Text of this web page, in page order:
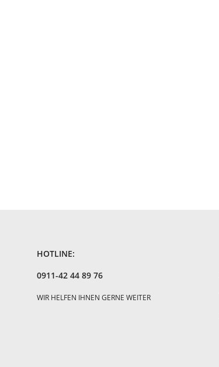
HOTLINE:
0911-42 44 89 76
WIR HELFEN IHNEN GERNE WEITER